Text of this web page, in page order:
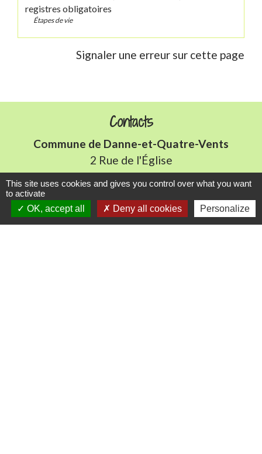
registres obligatoires
Étapes de vie
Signaler une erreur sur cette page
Contacts
Commune de Danne-et-Quatre-Vents
2 Rue de l'Église
57370 Danne-et-Quatre-Vents - FRANCE
+33 3 87 24 10 37
Accueil en mairie :
This site uses cookies and gives you control over what you want
to activate
OK, accept all
Deny all cookies Personalize